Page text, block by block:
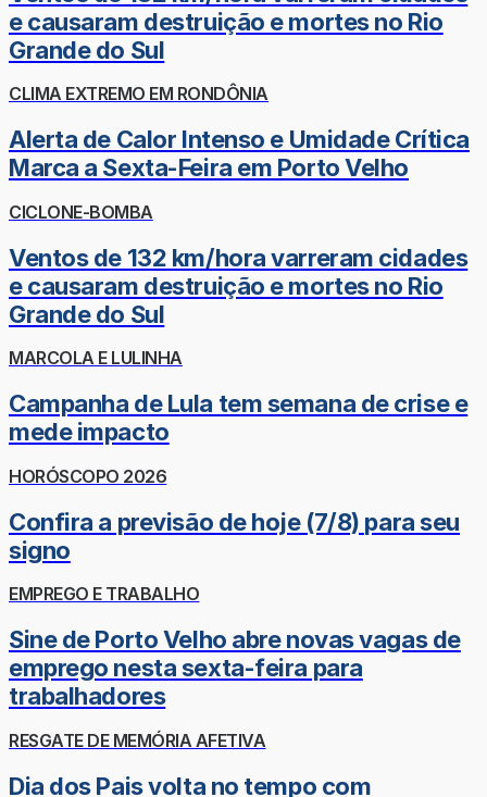
e causaram destruição e mortes no Rio
Grande do Sul
CLIMA EXTREMO EM RONDÔNIA
Alerta de Calor Intenso e Umidade Crítica
Marca a Sexta-Feira em Porto Velho
CICLONE-BOMBA
Ventos de 132 km/hora varreram cidades
e causaram destruição e mortes no Rio
Grande do Sul
MARCOLA E LULINHA
Campanha de Lula tem semana de crise e
mede impacto
HORÓSCOPO 2026
Confira a previsão de hoje (7/8) para seu
signo
EMPREGO E TRABALHO
Sine de Porto Velho abre novas vagas de
emprego nesta sexta-feira para
trabalhadores
RESGATE DE MEMÓRIA AFETIVA
Dia dos Pais volta no tempo com